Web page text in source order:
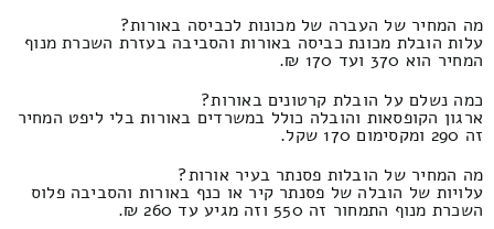
מה המחיר של העברה של מכונות לכביסה באורות?
עלות הובלת מכונת כביסה באורות והסביבה בעזרת השכרת מנוף
המחיר הוא 370 ועד 170 ₪.
כמה נשלם על הובלת קרטונים באורות?
ארגון הקופסאות והובלה כולל במשרדים באורות בלי ליפט המחיר
זה 290 ומקסימום 170 שקל.
מה המחיר של הובלות פסנתר בעיר אורות?
עלויות של הובלה של פסנתר קיר או כנף באורות והסביבה פלוס
השכרת מנוף התמחור זה 550 וזה מגיע עד 260 ₪.